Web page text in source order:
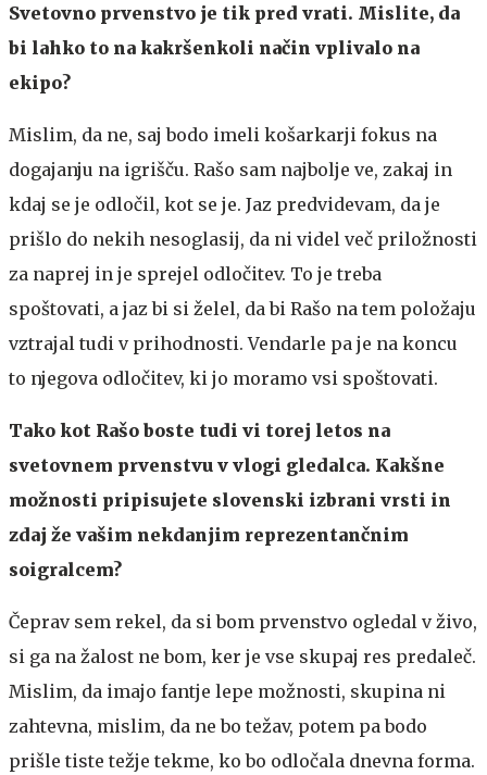
Svetovno prvenstvo je tik pred vrati. Mislite, da
bi lahko to na kakršenkoli način vplivalo na
ekipo?
Mislim, da ne, saj bodo imeli košarkarji fokus na
dogajanju na igrišču. Rašo sam najbolje ve, zakaj in
kdaj se je odločil, kot se je. Jaz predvidevam, da je
prišlo do nekih nesoglasij, da ni videl več priložnosti
za naprej in je sprejel odločitev. To je treba
spoštovati, a jaz bi si želel, da bi Rašo na tem položaju
vztrajal tudi v prihodnosti. Vendarle pa je na koncu
to njegova odločitev, ki jo moramo vsi spoštovati.
Tako kot Rašo boste tudi vi torej letos na
svetovnem prvenstvu v vlogi gledalca. Kakšne
možnosti pripisujete slovenski izbrani vrsti in
zdaj že vašim nekdanjim reprezentančnim
soigralcem?
Čeprav sem rekel, da si bom prvenstvo ogledal v živo,
si ga na žalost ne bom, ker je vse skupaj res predaleč.
Mislim, da imajo fantje lepe možnosti, skupina ni
zahtevna, mislim, da ne bo težav, potem pa bodo
prišle tiste težje tekme, ko bo odločala dnevna forma.